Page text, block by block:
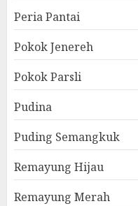
Peria Pantai
Pokok Jenereh
Pokok Parsli
Pudina
Puding Semangkuk
Remayung Hijau
Remayung Merah